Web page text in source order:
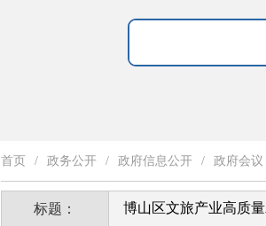
首页 / 政务公开 / 政府信息公开 / 政府会议
标题： 博山区文旅产业高质